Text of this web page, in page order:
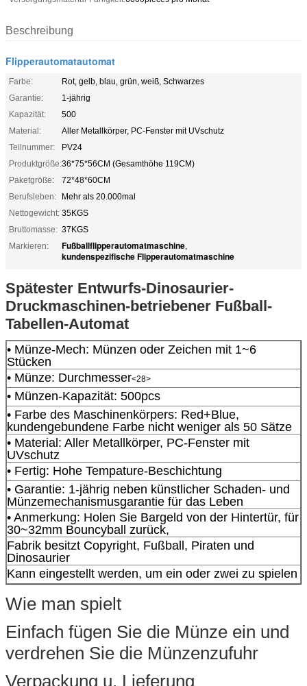
Beschreibung
Flipperautomatautomat
Farbe:
Rot, gelb, blau, grün, weiß, Schwarzes
Garantie:
1-jährig
Kapazität:
500
Material:
Aller Metallkörper, PC-Fenster mit UVschutz
Teilnummer:
PV24
Produktgröße:36*75*56CM (Gesamthöhe 119CM)
Paketgröße:
72*48*60CM
Berufsleben:
Mehr als 20.000mal
Nettogewicht: 35KGS
Bruttomasse: 37KGS
Markieren:
Fußballflipperautomatmaschine,
kundenspezifische Flipperautomatmaschine
Spätester Entwurfs-Dinosaurier-
Druckmaschinen-betriebener Fußball-
Tabellen-Automat
• Münze-Mech: Münzen oder Zeichen mit 1~6
Stücken
• Münze: Durchmesser<28>
• Münzen-Kapazität: 500pcs
• Farbe des Maschinenkörpers: Red+Blue,
kundengebundene Farbe nicht weniger als 50 Sätze
• Material: Aller Metallkörper, PC-Fenster mit
UVschutz
• Fertig: Hohe Tempature-Beschichtung
• Garantie: 1-jährig neben künstlicher Schaden- und
Münzemechanismusgarantie für das Leben
• Anmerkung: Holen Sie Bargeld von der Hintertür, für
30~32mm Bouncyball zurück,
Fabrik besitzt Copyright, Fußball, Piraten und
Dinosaurier
Kann eingestellt werden, um ein oder zwei zu spielen
Wie man spielt
Einfach fügen Sie die Münze ein und
verdrehen Sie die Münzenzufuhr
Verpackung u. Lieferung